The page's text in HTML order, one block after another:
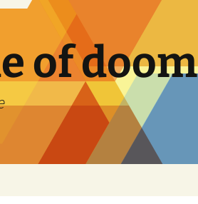
of doom